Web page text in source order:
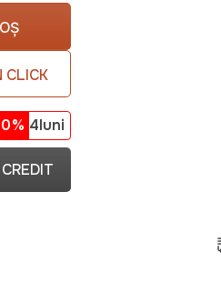
CLICK
0% 4luni